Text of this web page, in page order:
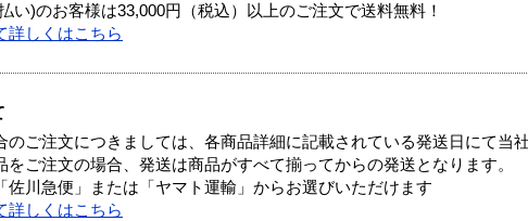
い)のお客様は33,000円（税込）以上のご注文で送料無料！
詳しくはこちら
のご注文につきましては、各商品詳細に記載されている発送日にて当
をご注文の場合、発送は商品がすべて揃ってからの発送となります。
川急便」または「ヤマト運輸」からお選びいただけます
詳しくはこちら